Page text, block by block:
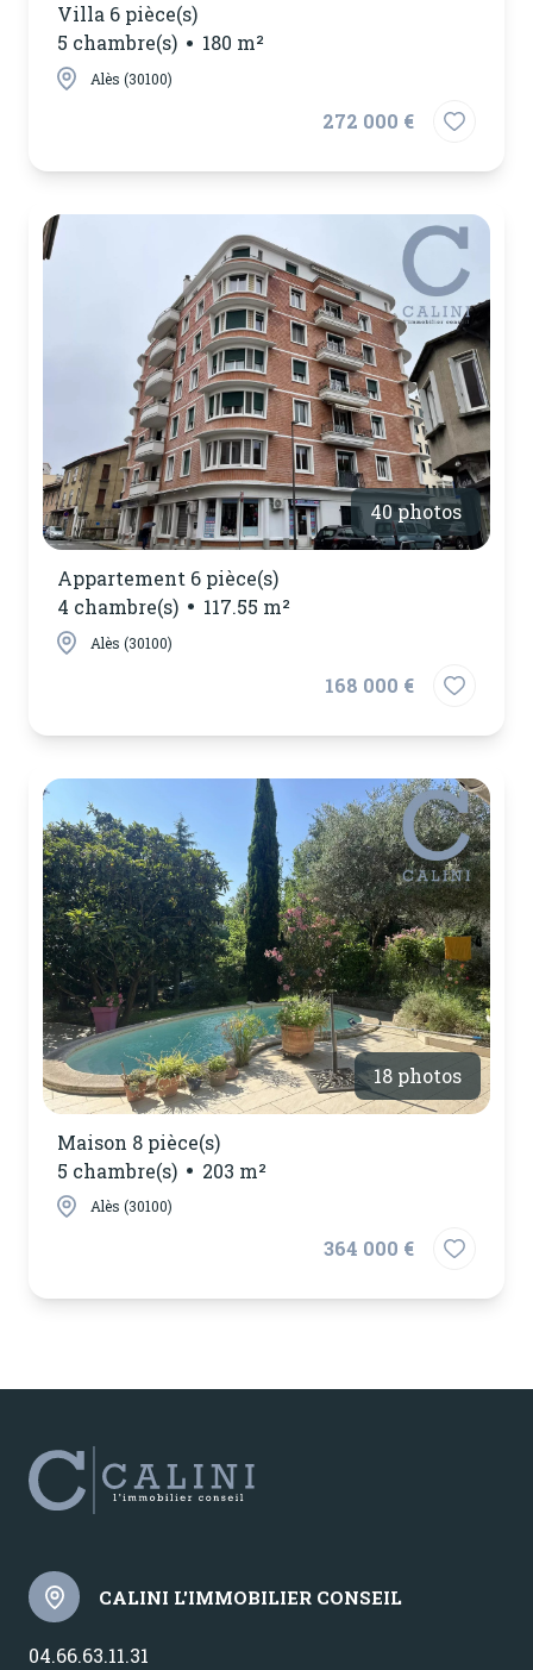
Villa 6 pièce(s)
5 chambre(s)
180 m²
Alès (30100)
272 000 €
40 photos
Appartement 6 pièce(s)
4 chambre(s)
117.55 m²
Alès (30100)
168 000 €
18 photos
Maison 8 pièce(s)
5 chambre(s)
203 m²
Alès (30100)
364 000 €
CALINI L'IMMOBILIER CONSEIL
04.66.63.11.31